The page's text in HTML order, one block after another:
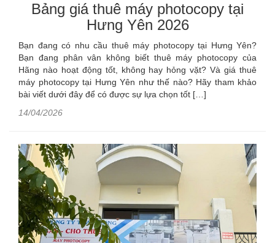
Bảng giá thuê máy photocopy tại
Hưng Yên 2026
Bạn đang có nhu cầu thuê máy photocopy tại Hưng Yên?
Bạn đang phân vân không biết thuê máy photocopy của
Hãng nào hoạt động tốt, không hay hỏng vặt? Và giá thuê
máy photocopy tại Hưng Yên như thế nào? Hãy tham khảo
bài viết dưới đây để có được sự lựa chọn tốt […]
14/04/2026